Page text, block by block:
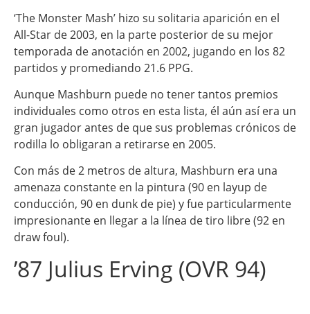
‘The Monster Mash’ hizo su solitaria aparición en el
All-Star de 2003, en la parte posterior de su mejor
temporada de anotación en 2002, jugando en los 82
partidos y promediando 21.6 PPG.
Aunque Mashburn puede no tener tantos premios
individuales como otros en esta lista, él aún así era un
gran jugador antes de que sus problemas crónicos de
rodilla lo obligaran a retirarse en 2005.
Con más de 2 metros de altura, Mashburn era una
amenaza constante en la pintura (90 en layup de
conducción, 90 en dunk de pie) y fue particularmente
impresionante en llegar a la línea de tiro libre (92 en
draw foul).
’87 Julius Erving (OVR 94)